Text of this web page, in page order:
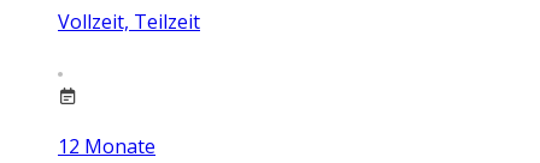
Vollzeit, Teilzeit
12 Monate